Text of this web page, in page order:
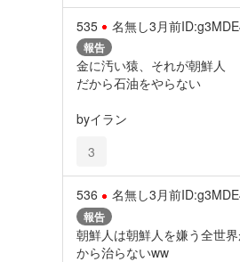
535 名無し3月前
報告
金に汚い猿、それが朝鮮人
だから石油をやらない
byイラン
3
536 名無し3月前
報告
朝鮮人は朝鮮人を嫌う全世
から治らないww